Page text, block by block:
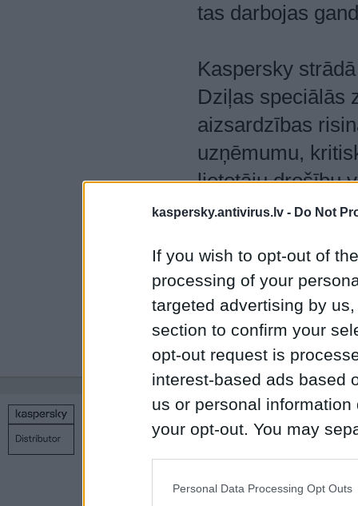
kaspersky.antivirus.lv - Do Not
If you wish to opt-out of
processing of your
targeted advertising by
section to confirm your
opt-out request is
interest-based ads based
us or personal
your opt-out. You may
Personal Data Processing Opt Outs
tas darbojas
Kaspersky
Dziļas speciālās
aizsardzības
uzņēmumu,
lietotāju drošību
klāsts ietver
ar sarežģītiem
Kaspersky
lietotāju un 270
tiem svarīgo.
Copyright © 1998 – 2026 SIA Datoru drošības tehnoloģijas
Privātuma politika